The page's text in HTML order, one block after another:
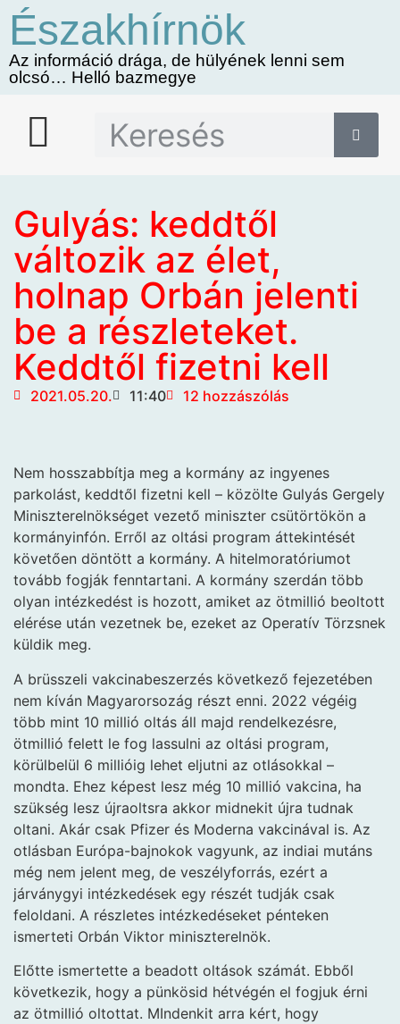
Északhírnök
Az információ drága, de hülyének lenni sem
olcsó… Helló bazmegye
Gulyás: keddtől
változik az élet,
holnap Orbán jelenti
be a részleteket.
Keddtől fizetni kell
2021.05.20. 11:40 12 hozzászólás
Nem hosszabbítja meg a kormány az ingyenes
parkolást, keddtől fizetni kell – közölte Gulyás Gergely
Miniszterelnökséget vezető miniszter csütörtökön a
kormányinfón. Erről az oltási program áttekintését
követően döntött a kormány. A hitelmoratóriumot
tovább fogják fenntartani. A kormány szerdán több
olyan intézkedést is hozott, amiket az ötmillió beoltott
elérése után vezetnek be, ezeket az Operatív Törzsnek
küldik meg.
A brüsszeli vakcinabeszerzés következő fejezetében
nem kíván Magyarorsozág részt enni. 2022 végéig
több mint 10 millió oltás áll majd rendelkezésre,
ötmillió felett le fog lassulni az oltási program,
körülbelül 6 millióig lehet eljutni az otlásokkal –
mondta. Ehez képest lesz még 10 millió vakcina, ha
szükség lesz újraoltsra akkor midnekit újra tudnak
oltani. Akár csak Pfizer és Moderna vakcinával is. Az
otlásban Európa-bajnokok vagyunk, az indiai mutáns
még nem jelent meg, de veszélyforrás, ezért a
járványgyi intézkedések egy részét tudják csak
feloldani. A részletes intézkedéseket pénteken
ismerteti Orbán Viktor miniszterelnök.
Előtte ismertette a beadott oltások számát. Ebből
következik, hogy a pünkösid hétvégén el fogjuk érni
az ötmillió oltottat. MIndenkit arra kért, hogy